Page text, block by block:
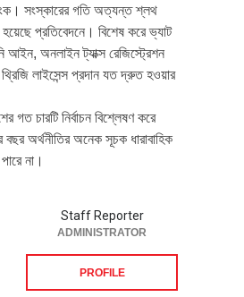
সংস্কারের গতি অত্যন্ত শ্লথ
প্রতিবেদনে। বিশেষ করে ভ্যাট
আইন, অনলাইন ট্যাক্স রেজিস্ট্রেশন
লাইসেন্স প্রদান যত দ্রুত হওয়ার
গত চারটি নির্বাচন বিশ্লেষণ করে
বছর অর্থনীতির অনেক সূচক ধারাবাহিক
না।
Staff Reporter
ADMINISTRATOR
PROFILE